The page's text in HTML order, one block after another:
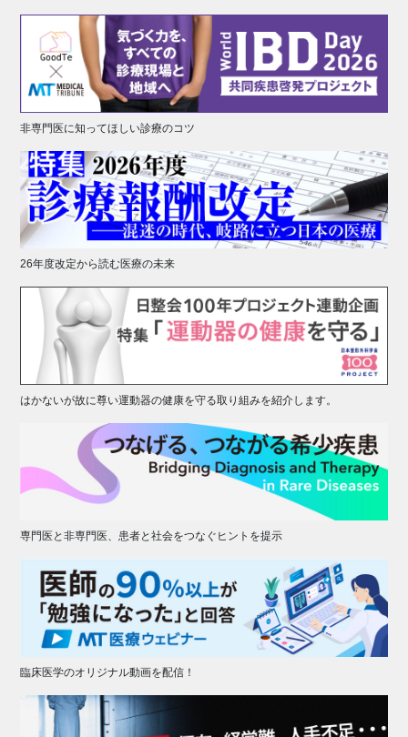
非専門医に知ってほしい診療のコツ
26年度改定から読む医療の未来
はかないが故に尊い運動器の健康を守る取り組みを紹介します。
専門医と非専門医、患者と社会をつなぐヒントを提示
臨床医学のオリジナル動画を配信！